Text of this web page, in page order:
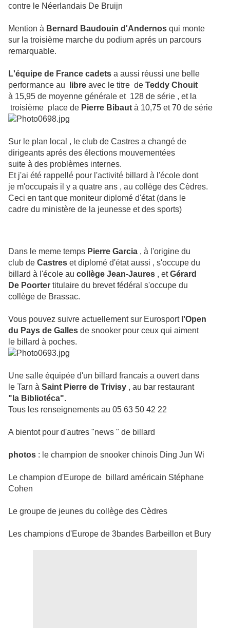
contre le Néerlandais De Bruijn
Mention à Bernard Baudouin d'Andernos qui monte
sur la troisième marche du podium aprés un parcours
remarquable.
L'équipe de France cadets a aussi réussi une belle
performance au libre avec le titre de Teddy Chouit
à 15,95 de moyenne générale et 128 de série , et la
troisième place de Pierre Bibaut à 10,75 et 70 de série
Sur le plan local , le club de Castres a changé de
dirigeants aprés des élections mouvementées
suite à des problèmes internes.
Et j'ai été rappellé pour l'activité billard à l'école dont
je m'occupais il y a quatre ans , au collège des Cèdres.
Ceci en tant que moniteur diplomé d'état (dans le
cadre du ministère de la jeunesse et des sports)
Dans le meme temps Pierre Garcia , à l'origine du
club de Castres et diplomé d'état aussi , s'occupe du
billard à l'école au collège Jean-Jaures , et Gérard
De Poorter titulaire du brevet fédéral s'occupe du
collège de Brassac.
Vous pouvez suivre actuellement sur Eurosport l'Open
du Pays de Galles de snooker pour ceux qui aiment
le billard à poches.
Une salle équipée d'un billard francais a ouvert dans
le Tarn à Saint Pierre de Trivisy , au bar restaurant
"la Bibliotéca".
Tous les renseignements au 05 63 50 42 22
A bientot pour d'autres "news " de billard
photos : le champion de snooker chinois Ding Jun Wi
Le champion d'Europe de billard américain Stéphane
Cohen
Le groupe de jeunes du collège des Cèdres
Les champions d'Europe de 3bandes Barbeillon et Bury